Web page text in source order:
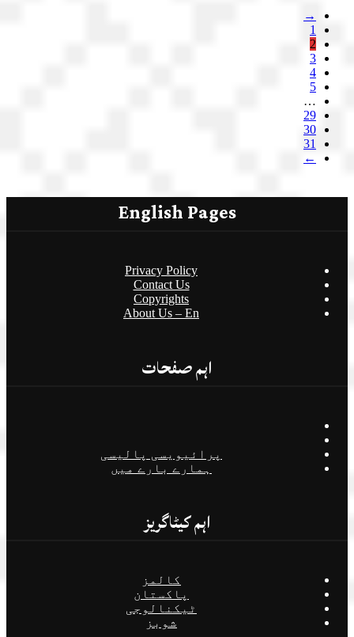
→
1
2
3
4
5
…
29
30
31
←
English Pages
Privacy Policy
Contact Us
Copyrights
About Us – En
اہم صفحات
پرائیویسی پالیسی
ہمارے بارے میں
اہم کیٹاگریز
کالمز
پاکستان
ٹیکنالوجی
شوبز